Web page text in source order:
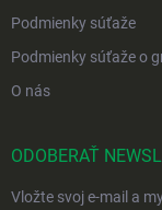
Podmienky súťaže
Podmienky súťaže o
O nás
ODOBERAŤ
Vložte svoj e-mail a